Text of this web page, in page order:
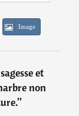
Image
et
non
”